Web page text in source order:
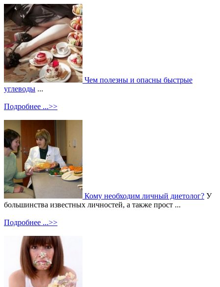
Чем полезны и опасны быстрые
углеводы ...
Подробнее ...>>
Кому необходим личный диетолог? У
большинства известных личностей, а также прост ...
Подробнее ...>>